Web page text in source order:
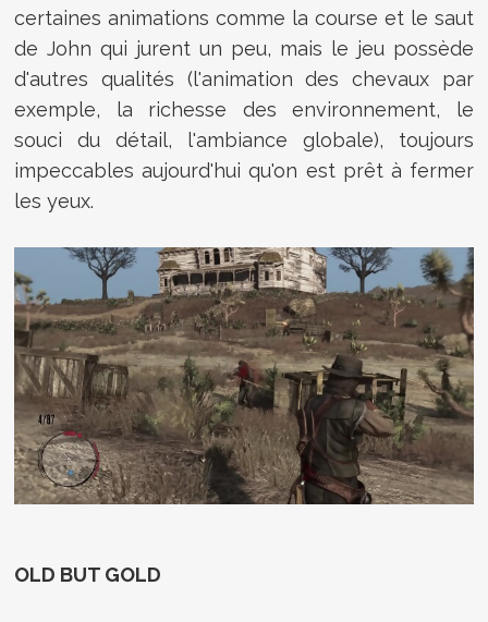
certaines animations comme la course et le saut
de John qui jurent un peu, mais le jeu possède
d'autres qualités (l'animation des chevaux par
exemple, la richesse des environnement, le
souci du détail, l'ambiance globale), toujours
impeccables aujourd'hui qu'on est prêt à fermer
les yeux.
OLD BUT GOLD